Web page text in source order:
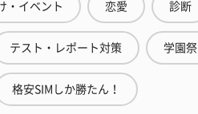
・イベント 恋愛 診断
テスト・レポート対策 学園祭
格安SIMしか勝たん！